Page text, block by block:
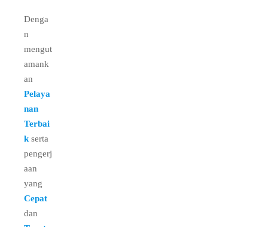
Denga
n
mengut
amank
an
Pelaya
nan
Terbai
k serta
pengerj
aan
yang
Cepat
dan